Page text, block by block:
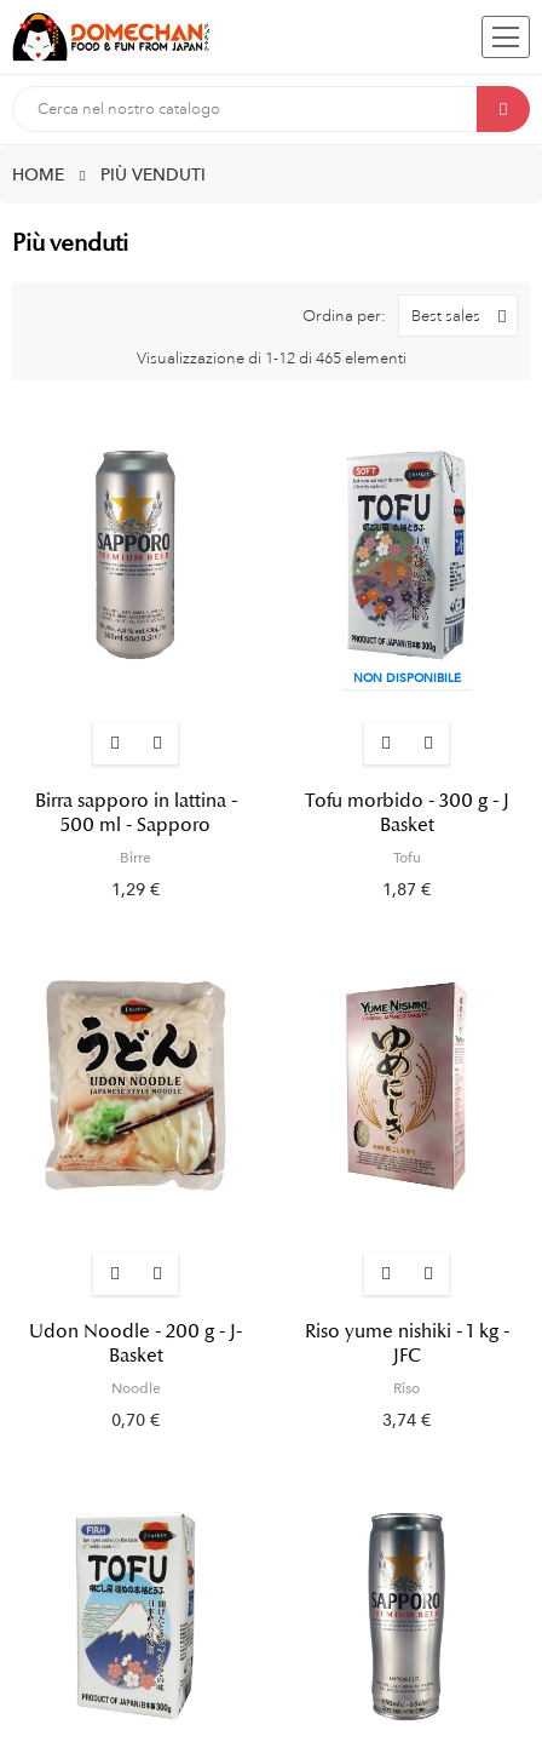
HOME PIÙ VENDUTI
Più venduti
Ordina per: Best sales
Visualizzazione di 1-12 di 465 elementi
Birra sapporo in lattina -
500 ml - Sapporo
Birre
1,29 €
NON DISPONIBILE
Tofu morbido - 300 g - J
Basket
Tofu
1,87 €
Udon Noodle - 200 g - J-
Basket
Noodle
0,70 €
Riso yume nishiki - 1 kg -
JFC
Riso
3,74 €